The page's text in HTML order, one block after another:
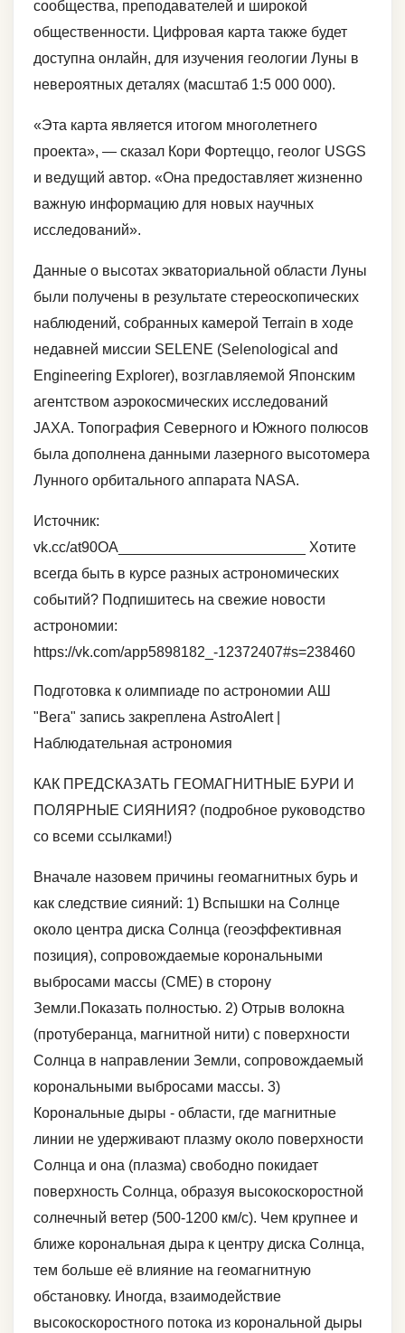
сообщества, преподавателей и широкой
общественности. Цифровая карта также будет
доступна онлайн, для изучения геологии Луны в
невероятных деталях (масштаб 1:5 000 000).
«Эта карта является итогом многолетнего
проекта», — сказал Кори Фортеццо, геолог USGS
и ведущий автор. «Она предоставляет жизненно
важную информацию для новых научных
исследований».
Данные о высотах экваториальной области Луны
были получены в результате стереоскопических
наблюдений, собранных камерой Terrain в ходе
недавней миссии SELENE (Selenological and
Engineering Explorer), возглавляемой Японским
агентством аэрокосмических исследований
JAXA. Топография Северного и Южного полюсов
была дополнена данными лазерного высотомера
Лунного орбитального аппарата NASA.
Источник:
vk.cc/at90OA_______________________ Хотите
всегда быть в курсе разных астрономических
событий? Подпишитесь на свежие новости
астрономии:
https://vk.com/app5898182_-12372407#s=238460
Подготовка к олимпиаде по астрономии АШ
"Вега" запись закреплена AstroAlert |
Наблюдательная астрономия
КАК ПРЕДСКАЗАТЬ ГЕОМАГНИТНЫЕ БУРИ И
ПОЛЯРНЫЕ СИЯНИЯ? (подробное руководство
со всеми ссылками!)
Вначале назовем причины геомагнитных бурь и
как следствие сияний: 1) Вспышки на Солнце
около центра диска Солнца (геоэффективная
позиция), сопровождаемые корональными
выбросами массы (CME) в сторону
Земли.Показать полностью. 2) Отрыв волокна
(протуберанца, магнитной нити) с поверхности
Солнца в направлении Земли, сопровождаемый
корональными выбросами массы. 3)
Корональные дыры - области, где магнитные
линии не удерживают плазму около поверхности
Солнца и она (плазма) свободно покидает
поверхность Солнца, образуя высокоскоростной
солнечный ветер (500-1200 км/с). Чем крупнее и
ближе корональная дыра к центру диска Солнца,
тем больше её влияние на геомагнитную
обстановку. Иногда, взаимодействие
высокоскоростного потока из корональной дыры